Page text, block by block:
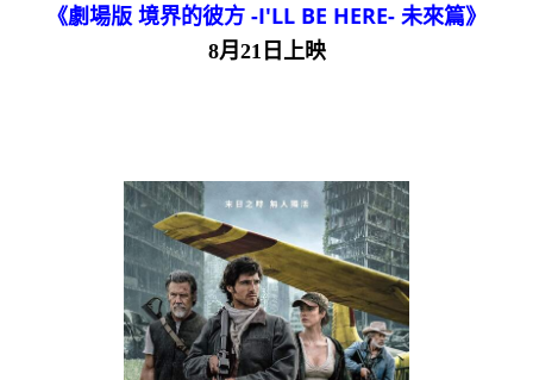
《劇場版 境界的彼方 -I'LL BE HERE- 未來篇》
8月21日上映